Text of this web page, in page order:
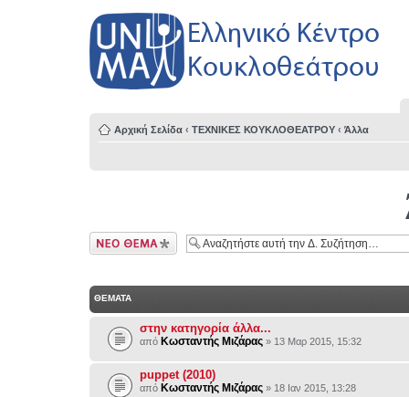
Αρχική Σελίδα ‹ ΤΕΧΝΙΚΕΣ ΚΟΥΚΛΟΘΕΑΤΡΟΥ ‹ Άλλα
Δημιουργία νέου
θέματος
ΘΕΜΑΤΑ
στην κατηγορία άλλα...
από Κωσταντής Μιζάρας » 13 Μαρ 2015, 15:32
puppet (2010)
από Κωσταντής Μιζάρας » 18 Ιαν 2015, 13:28